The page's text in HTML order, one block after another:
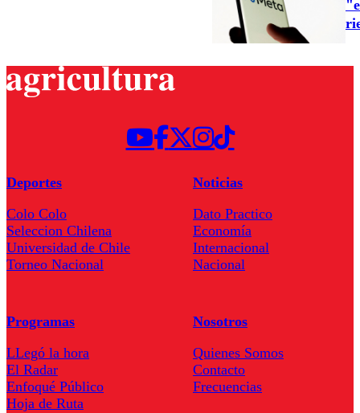
Deportes
Colo Colo
Seleccion Chilena
Universidad de Chile
Torneo Nacional
Noticias
Dato Practico
Economía
Internacional
Nacional
Programas
LLegó la hora
El Radar
Enfoqué Público
Hoja de Ruta
Nosotros
Quienes Somos
Contacto
Frecuencias